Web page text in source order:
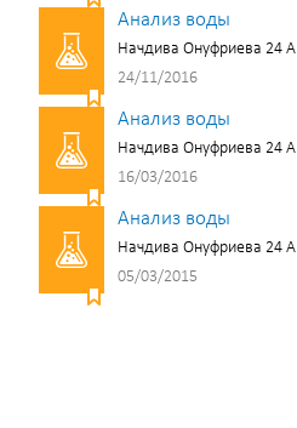
Анализ воды
Начдива Онуфриева 24 А
24/11/2016
Анализ воды
Начдива Онуфриева 24 А
16/03/2016
Анализ воды
Начдива Онуфриева 24 А
05/03/2015